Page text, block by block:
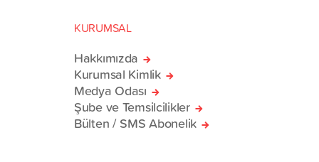
KURUMSAL
Hakkımızda
Kurumsal Kimlik
Medya Odası
Şube ve Temsilcilikler
Bülten / SMS Abonelik